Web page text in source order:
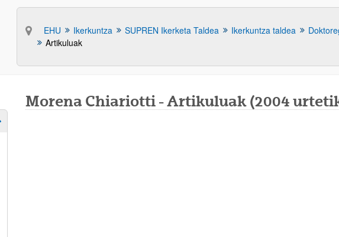
EHU Ikerkuntza SUPREN Ikerketa Taldea Ikerkuntza taldea
Artikuluak
Erakutsi/izkutatu azpiorriak
Morena Chiariotti - Artikuluak (2004